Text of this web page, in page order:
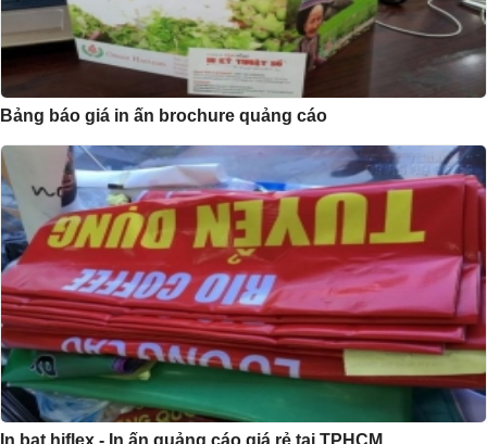
Bảng báo giá in ấn brochure quảng cáo
In bạt hiflex - In ấn quảng cáo giá rẻ tại TPHCM